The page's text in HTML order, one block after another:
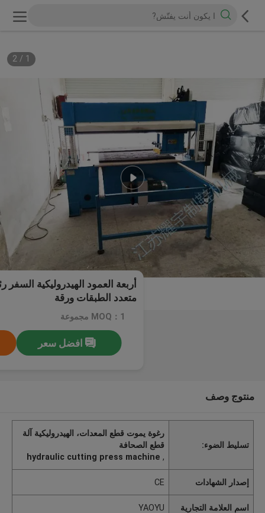
1
/
2
أربعة العمود الهيدروليكية
متعدد الطبقات ورقة
MOQ：1 مجموعة
افضل سعر
منتوج وصف
تسليط الضوء:
رغوة يموت قطع المعدات، الهيدروليكية آلة
قطع الصحافة
,
hydraulic cutting press machine
إصدار الشهادات CE
اسم العلامة التجارية YAOYU